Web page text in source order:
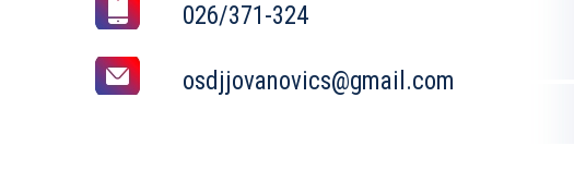
026/371-324
osdjjovanovics@gmail.com